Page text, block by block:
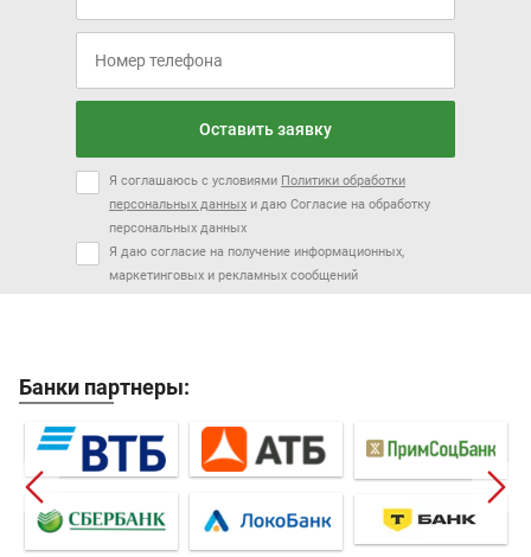
Оставить заявку
Я соглашаюсь с условиями Политики обработки
персональных данных и даю Согласие на обработку
персональных данных
Я даю согласие на получение информационных,
маркетинговых и рекламных сообщений
Банки партнеры: